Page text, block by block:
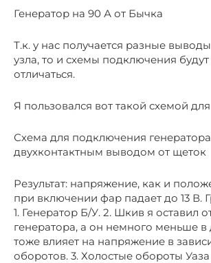
Генератор на 90 А от Бычка
Т.к. у нас получается разные
узла, то и схемы подключения
отличаться.
Я пользовался вот такой схемой
Схема для подключения
двухконтактным выводом от щеток
Результат: напряжение, как и
при включении фар падает до 13 В.
1. Генератор Б/У. 2. Шкив я оставил
генератора, а он немного меньше в
тоже влияет на напряжение в
оборотов. 3. Холостые обороты